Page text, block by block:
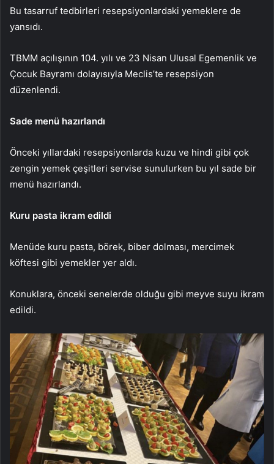
Bu tasarruf tedbirleri resepsiyonlardaki yemeklere de
yansıdı.
TBMM açılışının 104. yılı ve 23 Nisan Ulusal Egemenlik ve
Çocuk Bayramı dolayısıyla Meclis’te resepsiyon
düzenlendi.
Sade menü hazırlandı
Önceki yıllardaki resepsiyonlarda kuzu ve hindi gibi çok
zengin yemek çeşitleri servise sunulurken bu yıl sade bir
menü hazırlandı.
Kuru pasta ikram edildi
Menüde kuru pasta, börek, biber dolması, mercimek
köftesi gibi yemekler yer aldı.
Konuklara, önceki senelerde olduğu gibi meyve suyu ikram
edildi.